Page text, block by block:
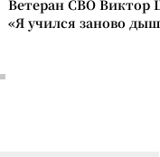
Ветеран СВО Виктор
«Я учился заново